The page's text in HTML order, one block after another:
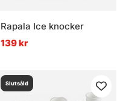
Rapala Ice knocker
139 kr
Slutsåld